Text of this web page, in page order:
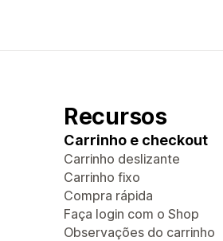
Recursos
Carrinho e checkout
Carrinho deslizante
Carrinho fixo
Compra rápida
Faça login com o Shop
Observações do carrinho